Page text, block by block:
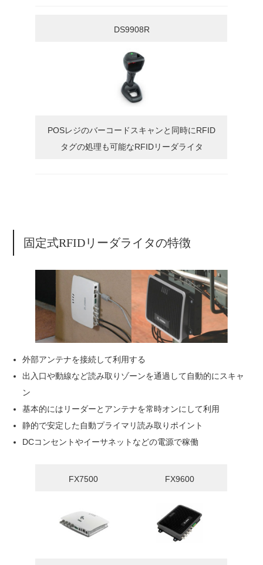
DS9908R
POSレジのバーコードスキャンと同時にRFID
タグの処理も可能なRFIDリーダライタ
固定式RFIDリーダライタの特徴
外部アンテナを接続して利用する
出入口や動線など読み取りゾーンを通過して自動的にスキャ
ン
基本的にはリーダーとアンテナを常時オンにして利用
静的で安定した自動プライマリ読み取りポイント
DCコンセントやイーサネットなどの電源で稼働
FX7500 FX9600